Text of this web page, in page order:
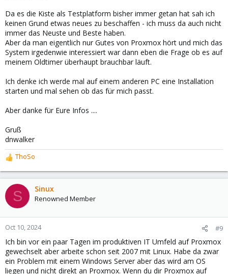
Da es die Kiste als Testplatform bisher immer getan hat sah ich
keinen Grund etwas neues zu beschaffen - ich muss da auch nicht
immer das Neuste und Beste haben.
Aber da man eigentlich nur Gutes von Proxmox hört und mich das
System irgedenwie interessiert war dann eben die Frage ob es auf
meinem Oldtimer überhaupt brauchbar läuft.
Ich denke ich werde mal auf einem anderen PC eine Installation
starten und mal sehen ob das für mich passt.
Aber danke für Eure Infos ....
Gruß
dnwalker
R
e
a
c
t
o
n
:
ThoSo
S Sinux
Renowned Member
Oct 10, 2024 #9
Ich bin vor ein paar Tagen im produktiven IT Umfeld auf Proxmox
gewechselt aber arbeite schon seit 2007 mit Linux. Habe da zwar
ein Problem mit einem Windows Server aber das wird am OS
liegen und nicht direkt an Proxmox. Wenn du dir Proxmox auf